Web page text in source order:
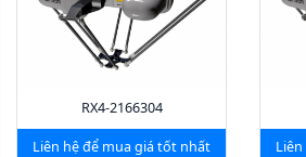
RX4-2166304
Liên hệ để mua giá tốt nhất